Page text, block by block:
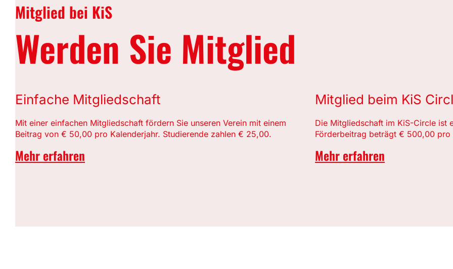
Mitglied bei KiS
Werden Sie Mitglied
Einfache Mitgliedschaft
Mit einer einfachen Mitgliedschaft fördern Sie unseren Verein mit einem
Beitrag von € 50,00 pro Kalenderjahr. Studierende zahlen € 25,00.
Mehr erfahren
Mitglied beim KiS
Die Mitgliedschaft im KiS-Circle ist
Förderbeitrag beträgt € 500,00 pro
Mehr erfahren